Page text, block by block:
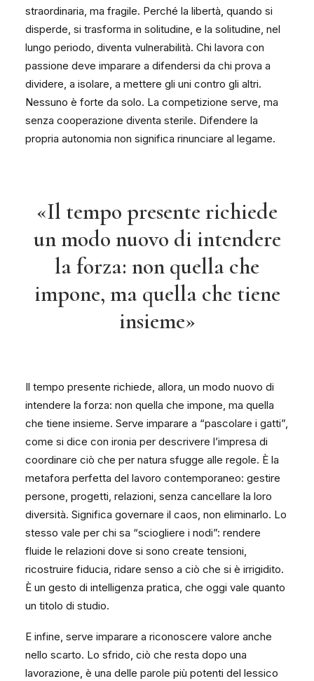
straordinaria, ma fragile. Perché la libertà, quando si
disperde, si trasforma in solitudine, e la solitudine, nel
lungo periodo, diventa vulnerabilità. Chi lavora con
passione deve imparare a difendersi da chi prova a
dividere, a isolare, a mettere gli uni contro gli altri.
Nessuno è forte da solo. La competizione serve, ma
senza cooperazione diventa sterile. Difendere la
propria autonomia non significa rinunciare al legame.
«Il tempo presente richiede
un modo nuovo di intendere
la forza: non quella che
impone, ma quella che tiene
insieme»
Il tempo presente richiede, allora, un modo nuovo di
intendere la forza: non quella che impone, ma quella
che tiene insieme. Serve imparare a “pascolare i gatti”,
come si dice con ironia per descrivere l’impresa di
coordinare ciò che per natura sfugge alle regole. È la
metafora perfetta del lavoro contemporaneo: gestire
persone, progetti, relazioni, senza cancellare la loro
diversità. Significa governare il caos, non eliminarlo. Lo
stesso vale per chi sa “sciogliere i nodi”: rendere
fluide le relazioni dove si sono create tensioni,
ricostruire fiducia, ridare senso a ciò che si è irrigidito.
È un gesto di intelligenza pratica, che oggi vale quanto
un titolo di studio.
E infine, serve imparare a riconoscere valore anche
nello scarto. Lo sfrido, ciò che resta dopo una
lavorazione, è una delle parole più potenti del lessico